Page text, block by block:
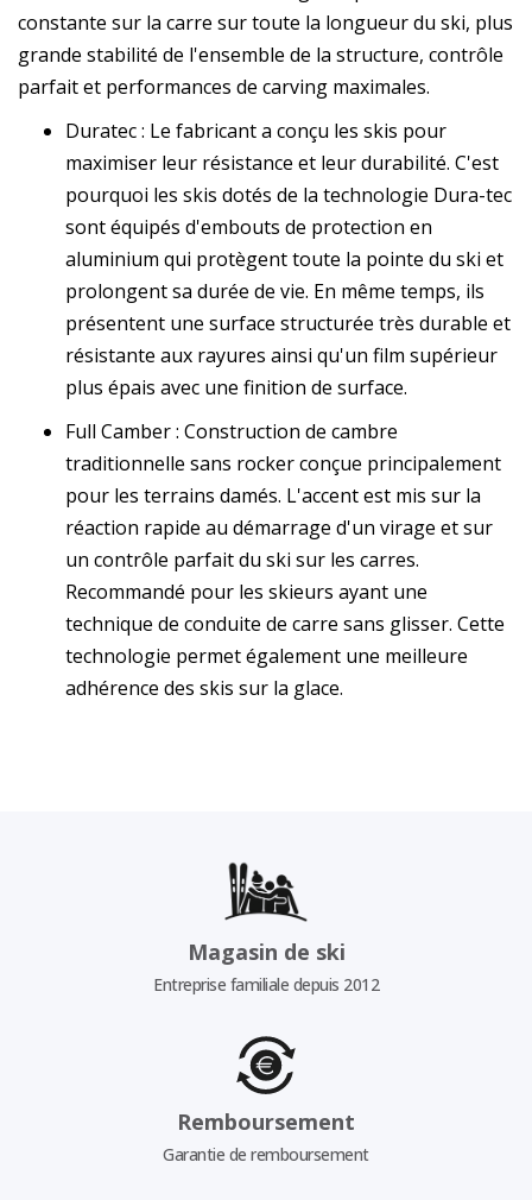
constante sur la carre sur toute la longueur du ski, plus
grande stabilité de l'ensemble de la structure, contrôle
parfait et performances de carving maximales.
Duratec : Le fabricant a conçu les skis pour
maximiser leur résistance et leur durabilité. C'est
pourquoi les skis dotés de la technologie Dura-tec
sont équipés d'embouts de protection en
aluminium qui protègent toute la pointe du ski et
prolongent sa durée de vie. En même temps, ils
présentent une surface structurée très durable et
résistante aux rayures ainsi qu'un film supérieur
plus épais avec une finition de surface.
Full Camber : Construction de cambre
traditionnelle sans rocker conçue principalement
pour les terrains damés. L'accent est mis sur la
réaction rapide au démarrage d'un virage et sur
un contrôle parfait du ski sur les carres.
Recommandé pour les skieurs ayant une
technique de conduite de carre sans glisser. Cette
technologie permet également une meilleure
adhérence des skis sur la glace.
Magasin de ski
Entreprise familiale depuis 2012
Remboursement
Garantie de remboursement